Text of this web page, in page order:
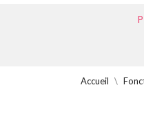
Accueil